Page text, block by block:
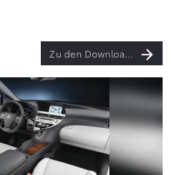
Zu den Downloads